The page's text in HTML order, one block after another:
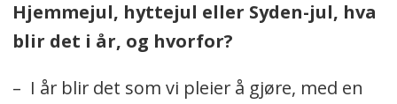
Hjemmejul, hyttejul eller Syden-jul, hva
blir det i år, og hvorfor?
– I år blir det som vi pleier å gjøre, med en